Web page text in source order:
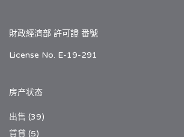
財政經濟部 許可證 番號
License No. E-19-291
房产状态
出售 (39)
賃貸 (5)